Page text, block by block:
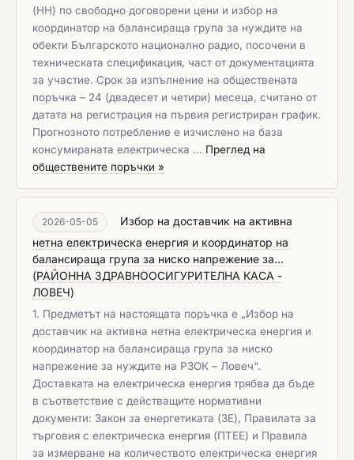
(НН) по свободно договорени цени и избор на
координатор на балансираща група за нуждите на
обекти Българското национално радио, посочени в
техническата спецификация, част от документацията
за участие. Срок за изпълнение на обществената
поръчка – 24 (двадесет и четири) месеца, считано от
датата на регистрация на първия регистриран график.
Прогнозното потребление е изчислено на база
консумираната електрическа … Преглед на
обществените поръчки »
2026-05-05
Избор на доставчик на активна
нетна електрическа енергия и координатор на
балансираща група за ниско напрежение за...
(РАЙОННА ЗДРАВНООСИГУРИТЕЛНА КАСА -
ЛОВЕЧ)
1. Предметът на настоящата поръчка е „Избор на
доставчик на активна нетна електрическа енергия и
координатор на балансираща група за ниско
напрежение за нуждите на РЗОК – Ловеч“.
Доставката на електрическа енергия трябва да бъде
в съответствие с действащите нормативни
документи: Закон за енергетиката (ЗЕ), Правилата за
търговия с електрическа енергия (ПТЕЕ) и Правила
за измерване на количеството електрическа енергия